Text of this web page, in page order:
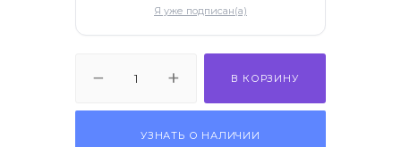
Я уже подписан(а)
В КОРЗИНУ
УЗНАТЬ О НАЛИЧИИ